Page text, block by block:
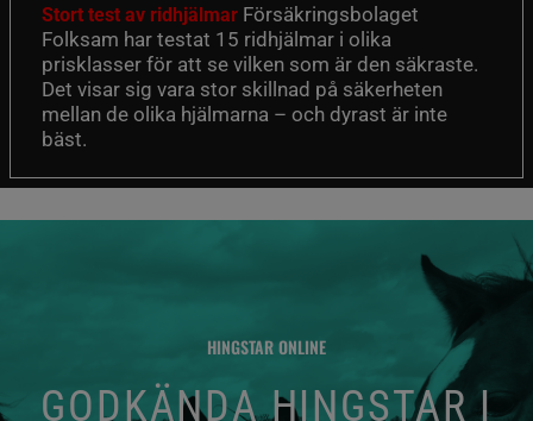
Stort test av ridhjälmar Försäkringsbolaget
Folksam har testat 15 ridhjälmar i olika
prisklasser för att se vilken som är den säkraste.
Det visar sig vara stor skillnad på säkerheten
mellan de olika hjälmarna – och dyrast är inte
bäst.
HINGSTAR ONLINE
GODKÄNDA HINGSTAR I